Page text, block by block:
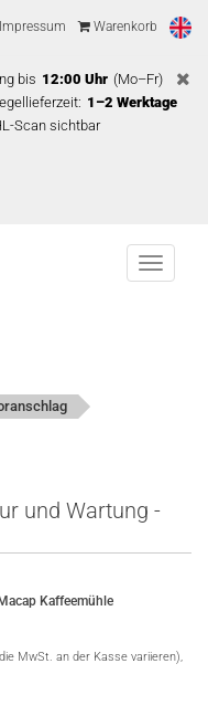
Warenkorb
bis 12:00 Uhr (Mo–Fr)
1–2 Werktage
Scan sichtbar
Menu
und Wartung -
Kaffeemühle
MwSt. an der Kasse variieren),